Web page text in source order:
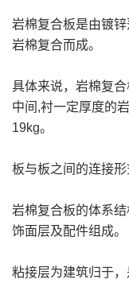
岩棉复合板是由镀
岩棉复合而成。
具体来说，岩棉复
中间,衬一定厚度的
19kg。
板与板之间的连接形
岩棉复合板的体系结
饰面层及配件组成。
粘接层为建筑归于